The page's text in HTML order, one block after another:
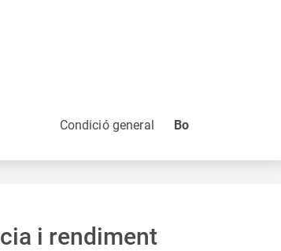
Condició general Bo
i rendiment